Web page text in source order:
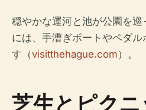
穏やかな運河と池が公園を
には、手漕ぎボートやペダル
す（visitthehague.com）。
芝生とピク